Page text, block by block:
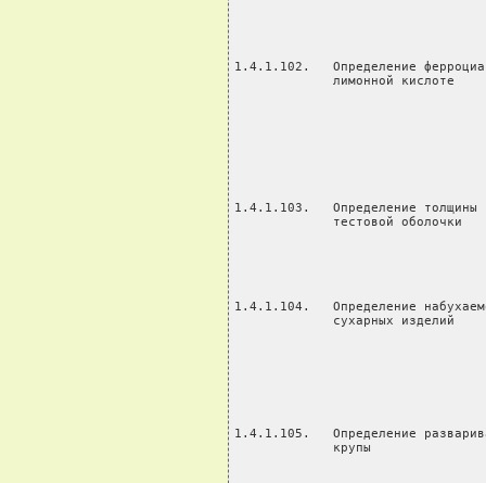
Определение ферроцианидов в исследование 1. Прием, регистрация пробы, Врач-             20           10
             лимонной кислоте                         подготовка ТНПА              лаборант
                                                      2. Приготовление реактивов
                                                      3. Проведение испытания      Фельдшер-         55           32
                                                      4. Оформление, выдача        лаборант
                                                      результатов
                                                      5. Обработка и мытье
                                                      химической посуды, уборка
                                                      рабочего места

1.4.1.103.   Определение толщины         исследование 1. Прием, регистрация пробы, Врач-             20           20
             тестовой оболочки                        подготовка ТНПА              лаборант
                                                      2. Проведение испытания
                                                      3. Оформление, выдача        Фельдшер-         35           35
                                                      результатов                  лаборант
                                                      4. Уборка рабочего места

1.4.1.104.   Определение набухаемости    исследование 1. Прием, регистрация пробы, Врач-             20           13
             сухарных изделий                         подготовка ТНПА              лаборант
                                                      2. Проведение испытания
                                                      3. Оформление, выдача        Фельдшер-         35           22
                                                      результатов                  лаборант